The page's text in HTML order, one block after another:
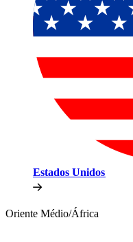
Estados Unidos​​
Oriente Médio/África​​